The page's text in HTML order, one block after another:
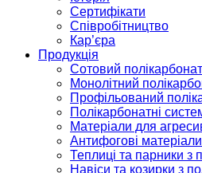
Сертифікати
Співробітництво
Кар’єра
Продукція
Сотовий полікарбонат
Монолітний
Профільований
Полікарбонатні
Матеріали для
Антифогові
Теплиці та парники з
Навіси та козирки з